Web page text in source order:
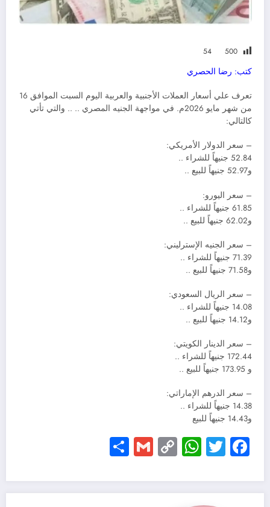
500
54
كتب: رضا الحصري
تعرف علي أسعار العملات الأجنبية والعربية اليوم السبت الموافق 16
من شهر مايو 2026م. في مواجهة الجنيه المصري .. .. والتي تأتي
كالتالي:
– سعر الدولار الأمريكي:
52.84 جنيهاً للشراء ..
و52.97 جنيهاً للبيع ..
– سعر اليورو:
61.85 جنيهاً للشراء ..
و62.02 جنيهاً للبيع ..
– سعر الجنيه الإسترليني:
71.39 جنيهاً للشراء ..
و71.58 جنيهاً للبيع ..
– سعر الريال السعودي:
14.08 جنيهاً للشراء ..
و14.12 جنيهاً للبيع ..
– سعر الدينار الكويتي:
172.44 جنيهاً للشراء ..
و 173.95 جنيهاً للبيع ..
– سعر الدرهم الإماراتي:
14.38 جنيهاً للشراء ..
و14.43 جنيهاً للبيع
Facebook
Twitter
WhatsApp
Copy
Link
Gmail